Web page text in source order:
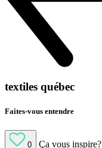
textiles québec
Faites-vous entendre
0 Ça vous inspire?